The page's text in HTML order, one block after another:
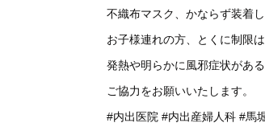
不織布マスク、かならず装着し
お子様連れの方、とくに制限
発熱や明らかに風邪症状があ
ご協力をお願いいたします。
#内出医院 #内出産婦人科 #馬